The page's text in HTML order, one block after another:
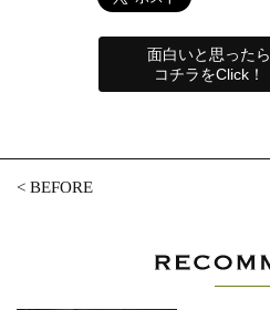
面白いと思ったら
コチラをClick！
<BEFORE